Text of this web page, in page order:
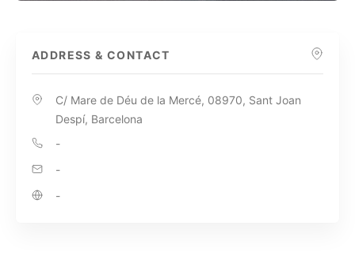
ADDRESS & CONTACT
C/ Mare de Déu de la Mercé, 08970, Sant Joan
Despí, Barcelona
-
-
-